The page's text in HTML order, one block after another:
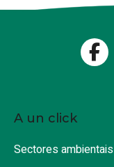
A un click
Sectores ambientais